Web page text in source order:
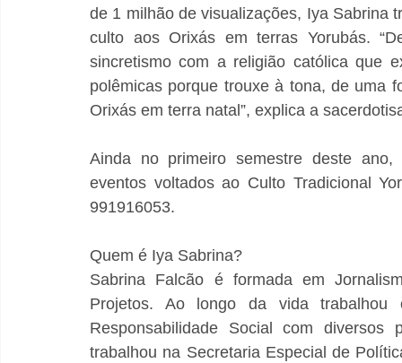
de 1 milhão de visualizações, Iya Sabrina
culto aos Orixás em terras Yorubás.
sincretismo com a religião católica que
polêmicas porque trouxe à tona, de uma
Orixás em terra natal”, explica a
Ainda no primeiro semestre deste
eventos voltados ao Culto Tradicional
991916053.
Quem é Iya Sabrina?
Sabrina Falcão é formada em
Projetos. Ao longo da vida
Responsabilidade Social com diversos
trabalhou na Secretaria Especial de